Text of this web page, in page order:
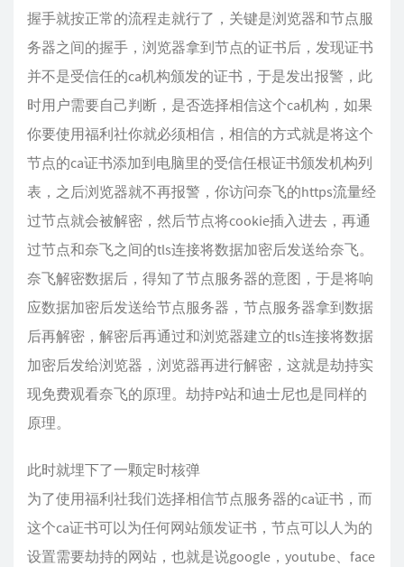
握手就按正常的流程走就行了，关键是浏览器和节点服
务器之间的握手，浏览器拿到节点的证书后，发现证书
并不是受信任的ca机构颁发的证书，于是发出报警，此
时用户需要自己判断，是否选择相信这个ca机构，如果
你要使用福利社你就必须相信，相信的方式就是将这个
节点的ca证书添加到电脑里的受信任根证书颁发机构列
表，之后浏览器就不再报警，你访问奈飞的https流量经
过节点就会被解密，然后节点将cookie插入进去，再通
过节点和奈飞之间的tls连接将数据加密后发送给奈飞。
奈飞解密数据后，得知了节点服务器的意图，于是将响
应数据加密后发送给节点服务器，节点服务器拿到数据
后再解密，解密后再通过和浏览器建立的tls连接将数据
加密后发给浏览器，浏览器再进行解密，这就是劫持实
现免费观看奈飞的原理。劫持P站和迪士尼也是同样的
原理。
此时就埋下了一颗定时核弹
为了使用福利社我们选择相信节点服务器的ca证书，而
这个ca证书可以为任何网站颁发证书，节点可以人为的
设置需要劫持的网站，也就是说google，youtube、face